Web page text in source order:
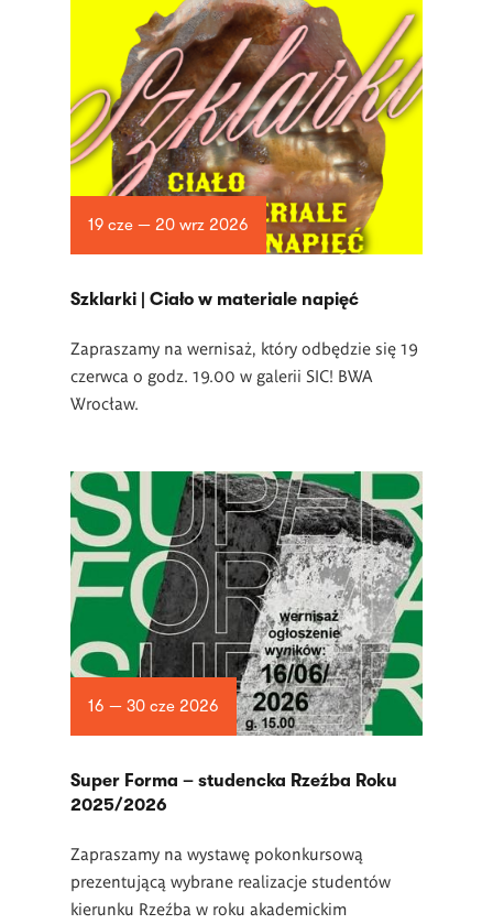
19 cze — 20 wrz 2026
­Szklarki | Ciało w materiale napięć
Zapraszamy na wernisaż, który odbędzie się 19
czerwca o godz. 19.00 w galerii SIC! BWA
Wrocław.
16 — 30 cze 2026
Super Forma – studencka Rzeźba Roku
2025/2026
Zapraszamy na wystawę pokonkursową
prezentującą wybrane realizacje studentów
kierunku Rzeźba w roku akademickim